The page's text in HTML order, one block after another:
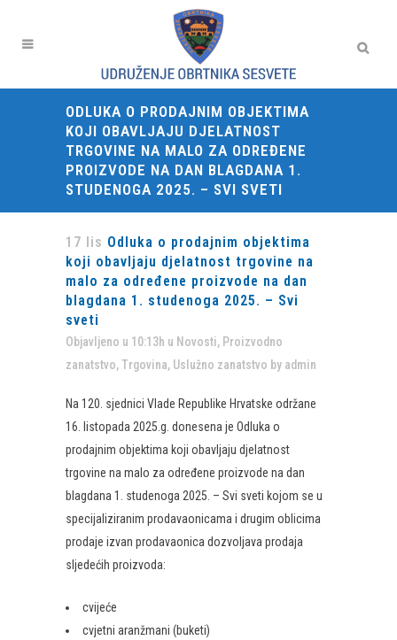
ODLUKA O PRODAJNIM OBJEKTIMA
KOJI OBAVLJAJU DJELATNOST
TRGOVINE NA MALO ZA ODREĐENE
PROIZVODE NA DAN BLAGDANA 1.
STUDENOGA 2025. – SVI SVETI
17 lis Odluka o prodajnim objektima
koji obavljaju djelatnost trgovine na
malo za određene proizvode na dan
blagdana 1. studenoga 2025. – Svi
sveti
Objavljeno u 10:13h u Novosti, Proizvodno
zanatstvo,Trgovina, Uslužno zanatstvo by admin
Na 120. sjednici Vlade Republike Hrvatske održane
16. listopada 2025.g. donesena je Odluka o
prodajnim objektima koji obavljaju djelatnost
trgovine na malo za određene proizvode na dan
blagdana 1. studenoga 2025. – Svi sveti kojom se u
specijaliziranim prodavaonicama i drugim oblicima
prodaje izvan prodavaonica dozvoljava prodaja
sljedećih proizvoda:
cvijeće
cvjetni aranžmani (buketi)